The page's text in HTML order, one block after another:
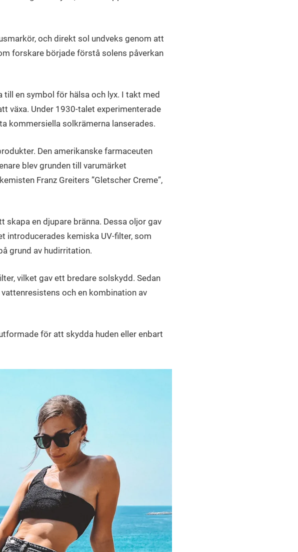
och direkt sol undveks genom att
forskare började förstå solens påverkan
en symbol för hälsa och lyx. I takt med
växa. Under 1930-talet experimenterade
kommersiella solkrämerna lanserades.
Den amerikanske farmaceuten
blev grunden till varumärket
Franz Greiters ”Gletscher Creme”,
en djupare bränna. Dessa oljor gav
introducerades kemiska UV-filter, som
grund av hudirritation.
vilket gav ett bredare solskydd. Sedan
och en kombination av
för att skydda huden eller enbart